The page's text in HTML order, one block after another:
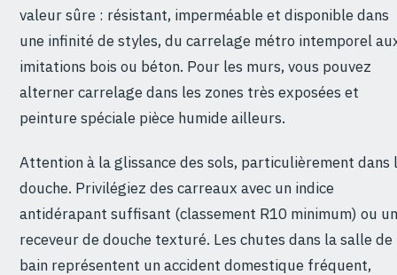
valeur sûre : résistant, imperméable et disponible dans
une infinité de styles, du carrelage métro intemporel
imitations bois ou béton. Pour les murs, vous pouvez
alterner carrelage dans les zones très exposées et
peinture spéciale pièce humide ailleurs.
Attention à la glissance des sols, particulièrement dans
douche. Privilégiez des carreaux avec un indice
antidérapant suffisant (classement R10 minimum) ou un
receveur de douche texturé. Les chutes dans la salle de
bain représentent un accident domestique fréquent,